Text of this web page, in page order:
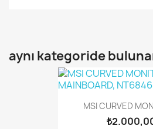
aynı kategoride
MSI CURVED